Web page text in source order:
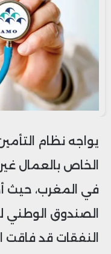
يواجه نظام
الخاص بالعمال
في المغرب، حيث
الصندوق الوطني
النفقات قد